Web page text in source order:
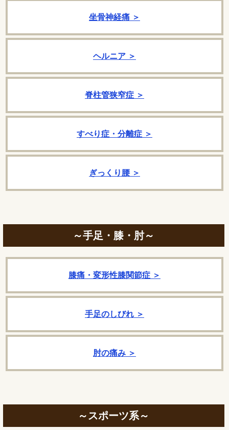
坐骨神経痛 ＞
ヘルニア ＞
脊柱管狭窄症 ＞
すべり症・分離症 ＞
ぎっくり腰 ＞
～手足・膝・肘～
膝痛・変形性膝関節症 ＞
手足のしびれ ＞
肘の痛み ＞
～スポーツ系～